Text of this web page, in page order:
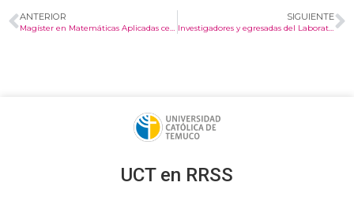
ANTERIOR SIGUIENTE
Investigadores y egresadas del Laboratorio de Biofísica y Biomateriales destacan en el VIII Congreso Nacional de Nanotecnología
UCT en RRSS